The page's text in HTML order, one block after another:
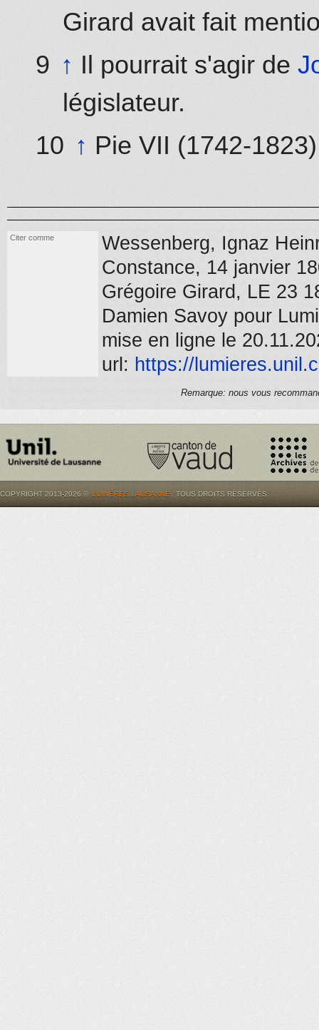
Girard avait fait
↑ Il pourrait s'agir de
législateur.
↑ Pie VII (1742-
Citer comme
Wessenberg, Ignaz
Constance, 14 janvier
Grégoire Girard, LE 23
Damien Savoy pour
mise en ligne le
url: https://
Remarque: nous vous
COPYRIGHT 2013-2026 © LUMIÈRES.LAUSANNE . TOUS DROITS RÉSERVÉS.